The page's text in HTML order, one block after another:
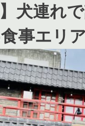
】犬連れ
事エリ